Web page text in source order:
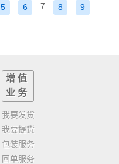
5 6 7 8 9
增值
业务
我要发货
我要提货
包装服务
回单服务